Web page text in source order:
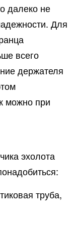
далеко не
Для
всего
держателя
можно при
эхолота
труба,